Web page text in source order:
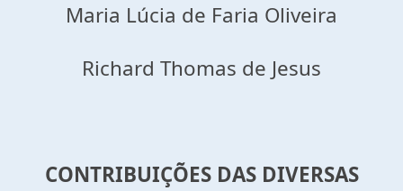
Maria Lúcia de Faria Oliveira
Richard Thomas de Jesus
CONTRIBUIÇÕES DAS DIVERSAS